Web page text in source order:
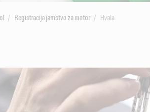
Registracija jamstvo za motor Hvala